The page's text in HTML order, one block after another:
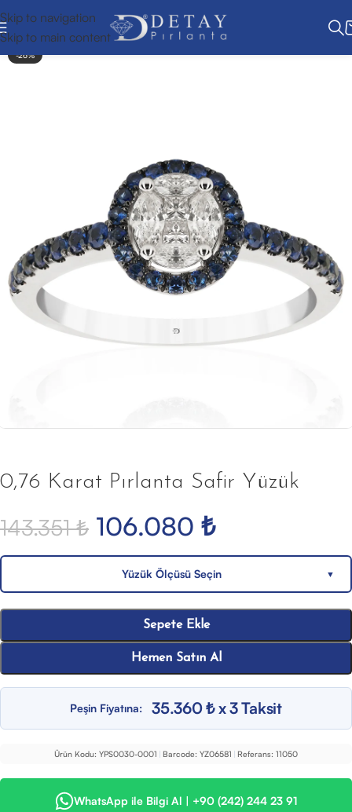
Skip to navigation
Skip to main content
-26%
0,76 Karat Pırlanta Safir Yüzük
143.351₺ 106.080 ₺
Yüzük Ölçüsü Seçin ▼
Sepete Ekle
Hemen Satın Al
Peşin Fiyatına: 35.360 ₺ x 3 Taksit
Ürün Kodu: YPS0030-0001 | Barcode: YZ06581 | Referans: 11050
WhatsApp ile Bilgi Al | +90 (242) 244 23 91